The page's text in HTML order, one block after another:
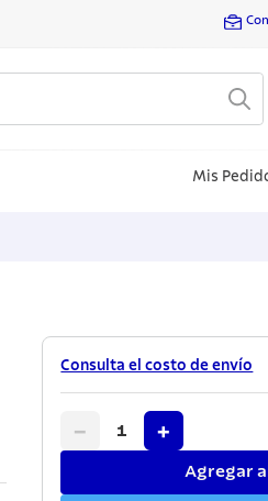
Mis
Consulta el costo de envío
− 1 +
Agregar